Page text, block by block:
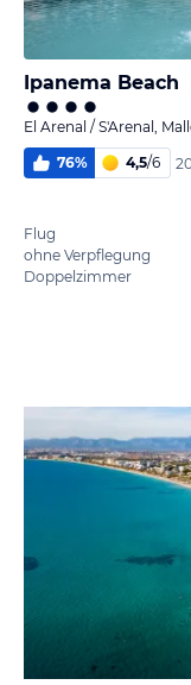
Ipanema Beach
El Arenal / S'Arenal,
76% 4,5/6
Flug
ohne Verpflegung
Doppelzimmer